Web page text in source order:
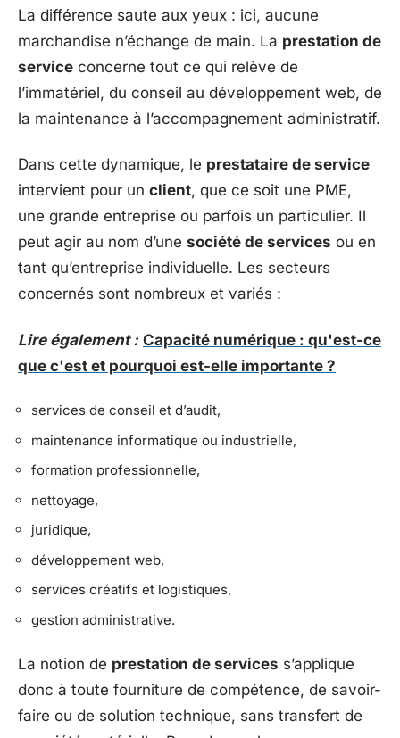
La différence saute aux yeux : ici, aucune
marchandise n’échange de main. La prestation de
service concerne tout ce qui relève de
l’immatériel, du conseil au développement web, de
la maintenance à l’accompagnement administratif.
Dans cette dynamique, le prestataire de service
intervient pour un client, que ce soit une PME,
une grande entreprise ou parfois un particulier. Il
peut agir au nom d’une société de services ou en
tant qu’entreprise individuelle. Les secteurs
concernés sont nombreux et variés :
Lire également : Capacité numérique : qu'est-ce
que c'est et pourquoi est-elle importante ?
services de conseil et d’audit,
maintenance informatique ou industrielle,
formation professionnelle,
nettoyage,
juridique,
développement web,
services créatifs et logistiques,
gestion administrative.
La notion de prestation de services s’applique
donc à toute fourniture de compétence, de savoir-
faire ou de solution technique, sans transfert de